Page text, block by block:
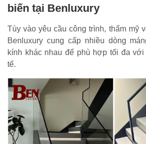
biến tại Benluxury
Tùy vào yêu cầu công trình, thẩm mỹ
Benluxury cung cấp nhiều dòng
kính khác nhau để phù hợp tối đa
tế.